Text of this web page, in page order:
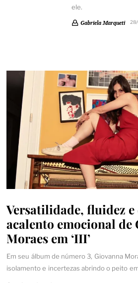
ele.
Gabriela Marqueti
Versatilidade, fluidez e
acalento emocional de
Moraes em ‘III’
Em seu álbum de número 3, Giovanna
isolamento e incertezas abrindo o peito